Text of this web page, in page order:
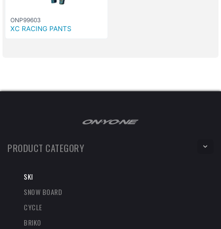
ONP99603
XC RACING PANTS
PRODUCT CATEGORY
SKI
SNOW BOARD
CYCLE
BRIKO